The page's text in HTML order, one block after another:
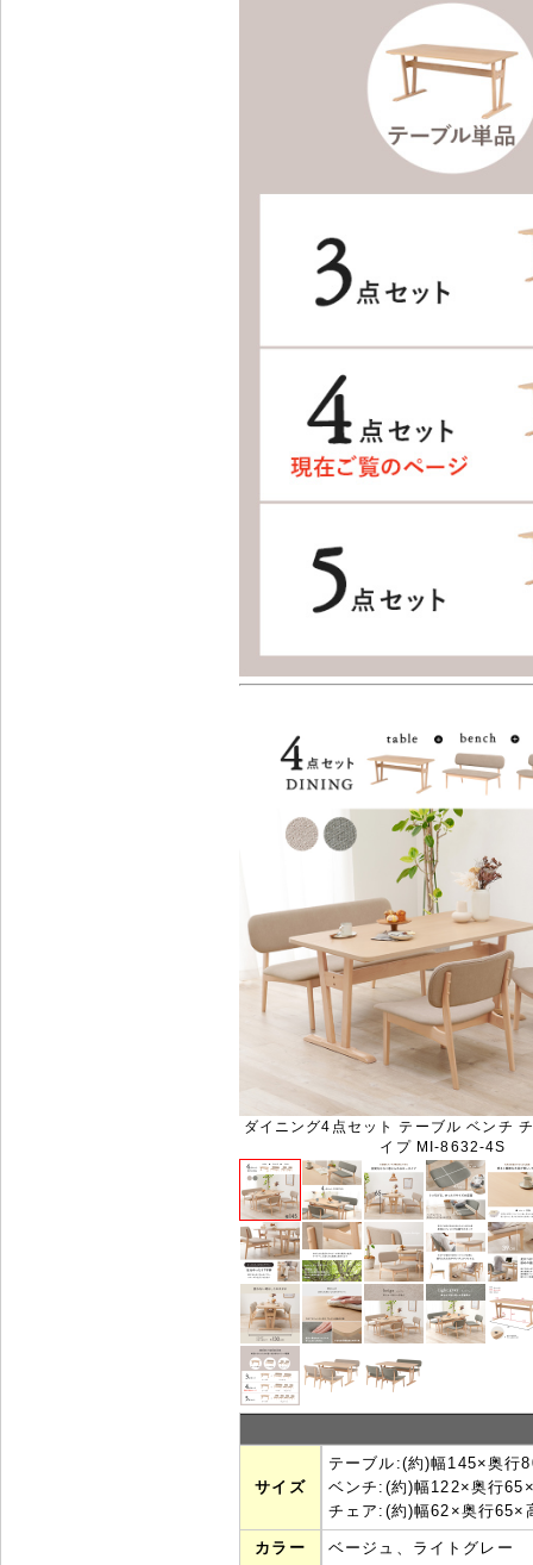
ダイニング4点セット テーブル ベンチ
イプ MI-8632-4S
サイズ
テーブル:(約)幅145×奥行
ベンチ:(約)幅122×奥行
チェア:(約)幅62×奥行65×
カラー ベージュ、ライトグレー